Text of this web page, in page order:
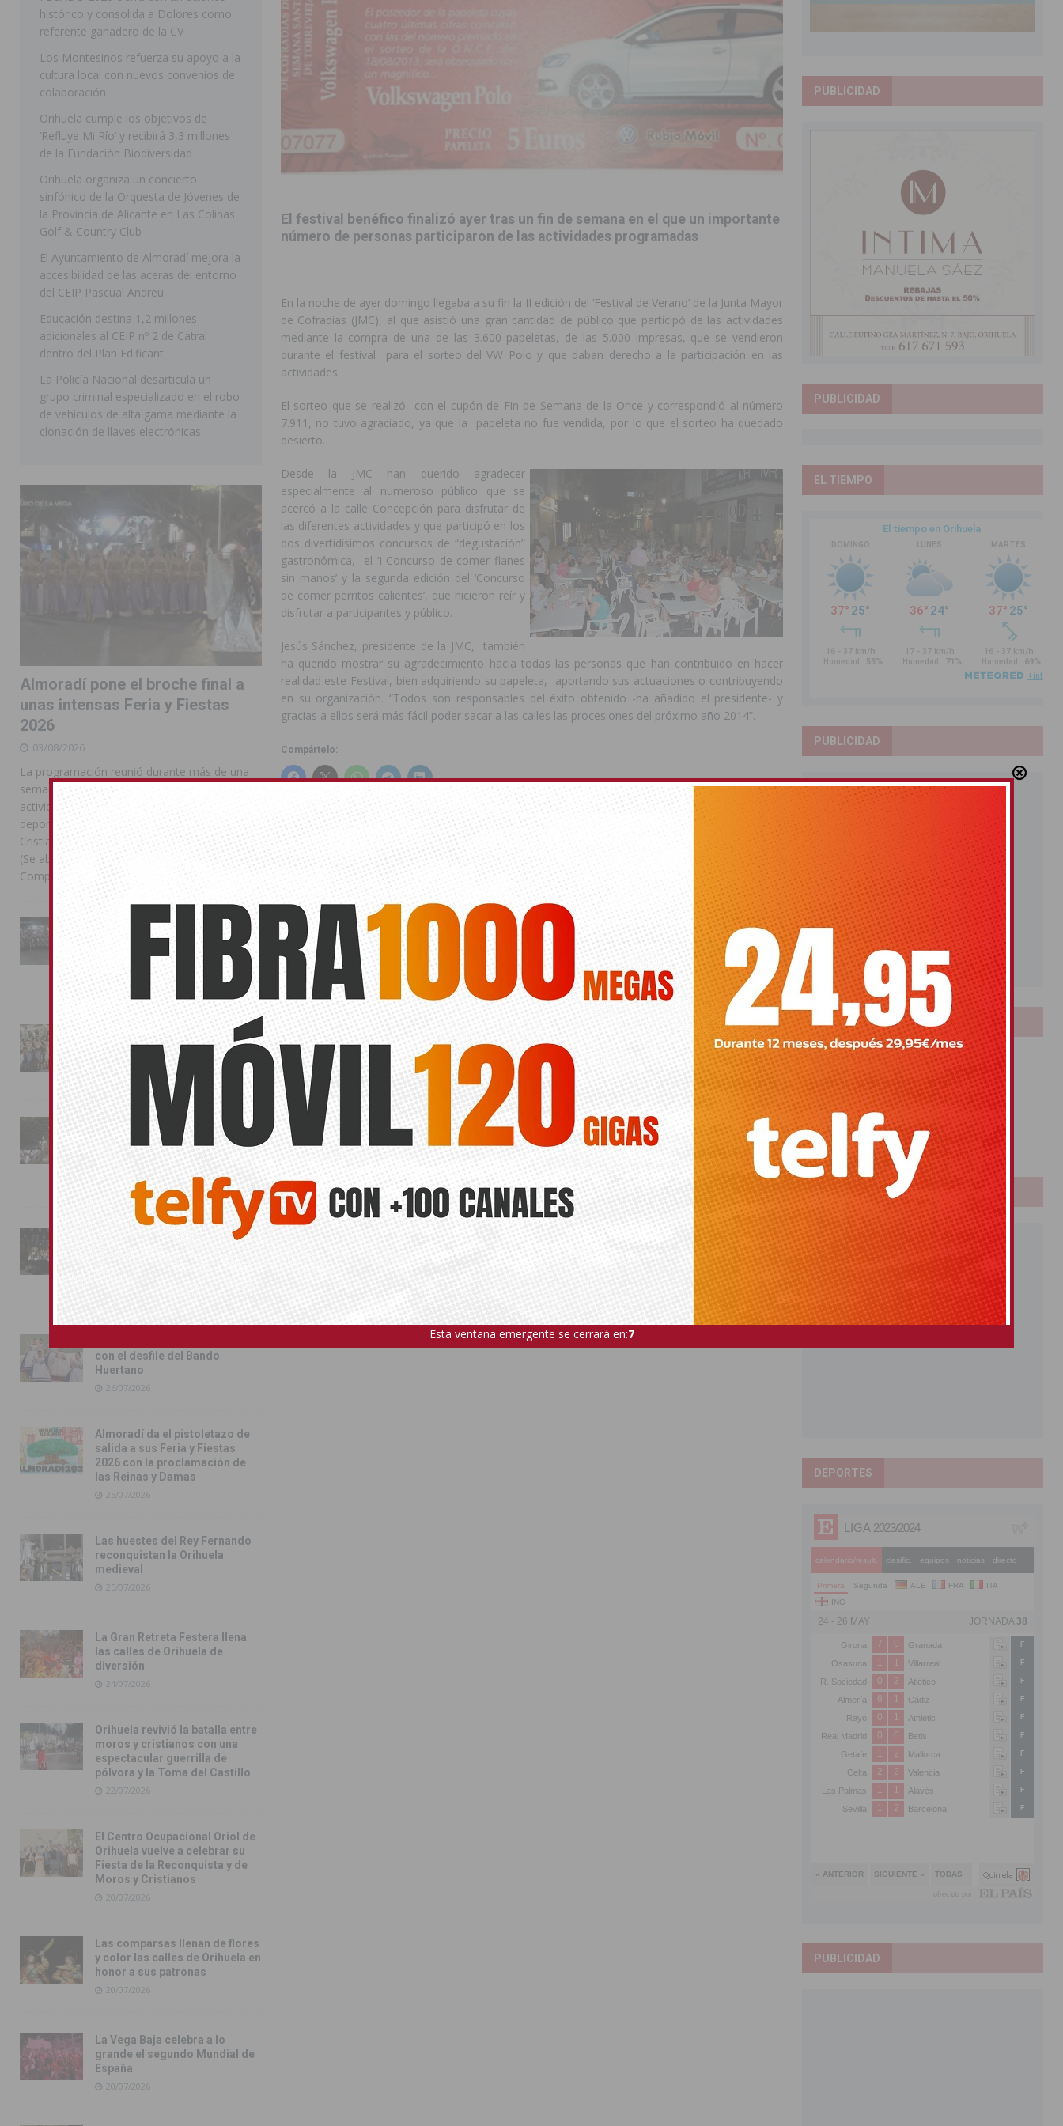
[ 07/08/2026 ] Raiguero de Bonanza alerta del riesgo de incendios e inundaciones por el estado de sus barrancos
ORIHUELA
[ 07/08/2026 ] La Generalitat impulsa el desdoblamiento de la CV-95, clave para Torrevieja
TORREVIEJA
Benferri ya se prepara para dar comienzo a sus Fiestas 2026
COMARCA
[ 07/08/2026 ] Bigastro se viste de gala para la coronación de la Corte 2026
[ 09/08/2026 ] Bigastro da el pistoletazo de salida a sus fiestas de San Joaquín 2026 con un multitudinario chupinazo
BIGASTRO
[ 08/08/2026 ] Controlado un incendio en la cocina de una vivienda de un quinto piso en Callosa de Segura
CALLOSA DE
SEGURA
[ 08/08/2026 ]
Benferri da comienzo a sus fiestas con una noche de emoción, tradición y celebración
[ 07/08/2026 ]
DOLORES
El festival benéfico finalizó ayer tras un fin de semana en el que un importante
número de personas participaron de las actividades programadas
En la noche de ayer domingo llegaba a su fin la II edición del ‘Festival de Verano’ de la Junta Mayor
de Cofradías (JMC), al que asistió una gran cantidad de público que participó de las actividades
mediante la compra de una de las 3.600 papeletas, de las 5.000 impresas, que se vendieron
durante el festival para el sorteo del VW Polo y que daban derecho a la participación en las
actividades.
El sorteo que se realizó con el cupón de Fin de Semana de la Once y correspondió al número
7.911, no tuvo agraciado, ya que la papeleta no fue vendida, por lo que el sorteo ha quedado
desierto.
Desde la JMC han querido agradecer
especialmente al numeroso público que se
acercó a la calle Concepción para disfrutar de
las diferentes actividades y que participó en los
dos divertidísimos concursos de “degustación”
gastronómica, el ‘I Concurso de comer flanes
sin manos’ y la segunda edición del ‘Concurso
de comer perritos calientes’, que hicieron reír y
disfrutar a participantes y público.
Jesús Sánchez, presidente de la JMC, también
ha querido mostrar su agradecimiento hacia todas las personas que han contribuido en hacer
realidad este Festival, bien adquiriendo su papeleta, aportando sus actuaciones o contribuyendo
en su organización. “Todos son responsables del éxito obtenido -ha añadido el presidente- y
gracias a ellos será más fácil poder sacar a las calles las procesiones del próximo año 2014”.
Compártelo:
También puede interesar
No related posts.
SEMANA SANTA JUNTA MAYOR DE COFRADÍAS FESTIVAL ESTIVAL JMC
SORTEO COCHE
ANTERIOR
El ayuntamiento acuerda ejecutar la zona verde
del Sector 22
SIGUIENTE
El PSOE pide reconocimiento para
las víctimas del Bombardeo del 25
de Agosto
histórico y consolida a Dolores como
referente ganadero de la CV
Los Montesinos refuerza su apoyo a la
cultura local con nuevos convenios de
colaboración
Orihuela cumple los objetivos de
‘Refluye Mi Río’ y recibirá 3,3 millones
de la Fundación Biodiversidad
Orihuela organiza un concierto
sinfónico de la Orquesta de Jóvenes de
la Provincia de Alicante en Las Colinas
Golf & Country Club
El Ayuntamiento de Almoradí mejora la
accesibilidad de las aceras del entorno
del CEIP Pascual Andreu
Educación destina 1,2 millones
adicionales al CEIP nº 2 de Catral
dentro del Plan Edificant
La Policía Nacional desarticula un
grupo criminal especializado en el robo
de vehículos de alta gama mediante la
clonación de llaves electrónicas
Almoradí pone el broche final a
unas intensas Feria y Fiestas
2026
03/08/2026
La programación reunió durante más de una
semana actos institucionales, conciertos,
actividades familiares, competiciones
deportivas y las celebraciones de Moros y
Cristianos Compártelo: Comparte en Facebook
(Se abre en una ventana nueva) Facebook
Compartir en
[...]
La Entrada Cristiana llena de
esplendor las calles de
Almoradí en una multitudinaria
jornada festera
02/08/2026
La magia de la Entrada Mora
conquista las calles de
Almoradí
01/08/2026
La fiesta se adueña de
Almoradí con la presentación
de los cargos festeros y la
toma del castillo
31/07/2026
Pilar de la Horadada
conmemora con emoción el
40º aniversario de su
independencia como municipio
31/07/2026
con el desfile del Bando
Huertano
26/07/2026
Almoradí da el pistoletazo de
salida a sus Feria y Fiestas
2026 con la proclamación de
las Reinas y Damas
25/07/2026
Las huestes del Rey Fernando
reconquistan la Orihuela
medieval
25/07/2026
La Gran Retreta Festera llena
las calles de Orihuela de
diversión
24/07/2026
Orihuela revivió la batalla entre
moros y cristianos con una
espectacular guerrilla de
pólvora y la Toma del Castillo
22/07/2026
El Centro Ocupacional Oriol de
Orihuela vuelve a celebrar su
Fiesta de la Reconquista y de
Moros y Cristianos
20/07/2026
Las comparsas llenan de flores
y color las calles de Orihuela en
honor a sus patronas
20/07/2026
La Vega Baja celebra a lo
grande el segundo Mundial de
España
20/07/2026
PUBLICIDAD
PUBLICIDAD
EL TIEMPO
PUBLICIDAD
LOTERIAS
Bonoloto
Primitiva
El Gordo
Euromillones
Loteria
Once
PUBLICIDAD
DEPORTES
PUBLICIDAD
Esta ventana emergente se cerrará en:5